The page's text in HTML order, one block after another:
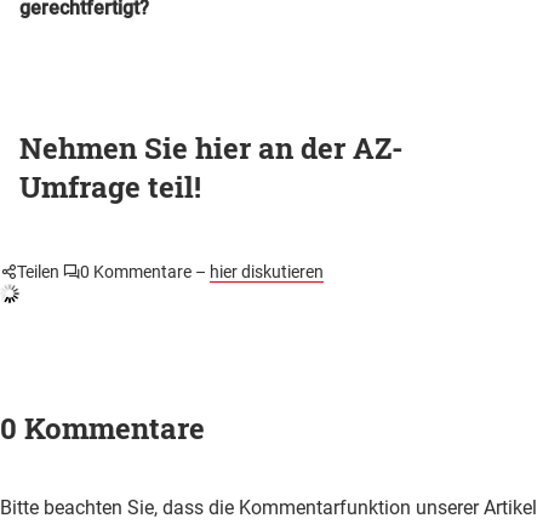
gerechtfertigt?
Nehmen Sie hier an der AZ-
Umfrage teil!
Teilen 0 Kommentare – hier diskutieren
0 Kommentare
Bitte beachten Sie, dass die Kommentarfunktion unserer Artikel